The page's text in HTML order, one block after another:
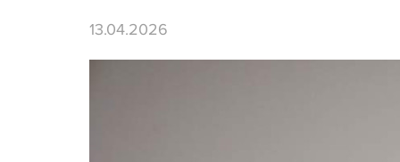
13.04.2026